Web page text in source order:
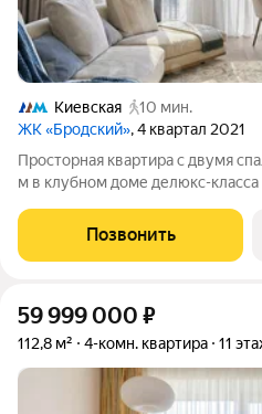
Киевская
10 мин.
ЖК «Бродский», 4 квартал 2021
Просторная квартира с двумя
м в клубном доме делюкс-класса
третьем этаже. Отделка с
Позвонить
59 999 000 ₽
112,8 м² 4-комн. квартира 11